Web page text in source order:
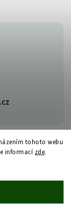
tohoto webu
informací zde.